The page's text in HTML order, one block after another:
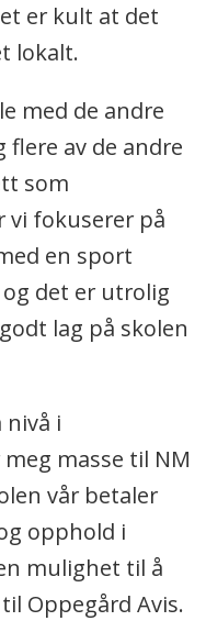
er kult at det
lokalt.
med de andre
flere av de andre
som
vi fokuserer på
en sport
det er utrolig
lag på skolen
nivå i
masse til NM
vår betaler
opphold i
mulighet til å
Oppegård Avis.